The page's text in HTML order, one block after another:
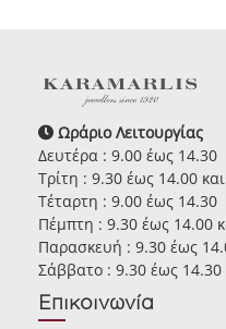
Ωράριο Λειτουργίας
Δευτέρα : 9.00 έως 14.30
Τρίτη : 9.30 έως 14.00
Τέταρτη : 9.00 έως 14.30
Πέμπτη : 9.30 έως 14.00
Παρασκευή : 9.30 έως
Σάββατο : 9.30 έως 14.30
Επικοινωνία